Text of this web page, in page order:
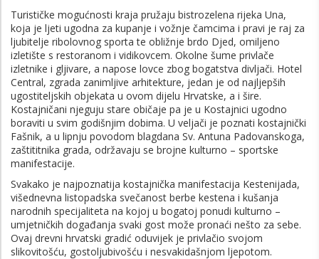
Turističke mogućnosti kraja pružaju bistrozelena rijeka Una,
koja je ljeti ugodna za kupanje i vožnje čamcima i pravi je raj za
ljubitelje ribolovnog sporta te obližnje brdo Djed, omiljeno
izletište s restoranom i vidikovcem. Okolne šume privlače
izletnike i gljivare, a napose lovce zbog bogatstva divljači. Hotel
Central, zgrada zanimljive arhitekture, jedan je od najljepših
ugostiteljskih objekata u ovom dijelu Hrvatske, a i šire.
Kostajničani njeguju stare običaje pa je u Kostajnici ugodno
boraviti u svim godišnjim dobima. U veljači je poznati kostajnički
Fašnik, a u lipnju povodom blagdana Sv. Antuna Padovanskoga,
zaštititnika grada, održavaju se brojne kulturno – sportske
manifestacije.
Svakako je najpoznatija kostajnička manifestacija Kestenijada,
višednevna listopadska svečanost berbe kestena i kušanja
narodnih specijaliteta na kojoj u bogatoj ponudi kulturno –
umjetničkih događanja svaki gost može pronaći nešto za sebe.
Ovaj drevni hrvatski gradić oduvijek je privlačio svojom
slikovitošću, gostoljubivošću i nesvakidašnjom ljepotom.